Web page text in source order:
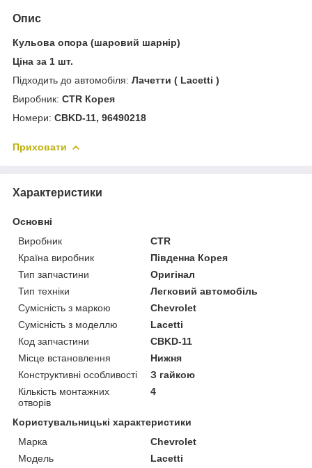
Опис
Кульова опора (шаровий шарнір)
Ціна за 1 шт.
Підходить до автомобіля: Лачетти ( Lacetti )
Виробник: CTR Корея
Номери: CBKD-11, 96490218
Приховати
Характеристики
Основні
Виробник
CTR
Країна виробник
Південна Корея
Тип запчастини
Оригінал
Тип техніки
Легковий автомобіль
Сумісність з маркою
Chevrolet
Сумісність з моделлю
Lacetti
Код запчастини
CBKD-11
Місце встановлення
Нижня
Конструктивні особливості
З гайкою
Кількість монтажних
отворів
4
Користувальницькі характеристики
Марка
Chevrolet
Модель
Lacetti